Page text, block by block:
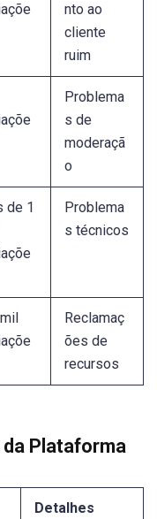
nto ao
cliente
ruim
Problema
s de
moderaçã
o
de 1
Problema
s técnicos
Reclamaç
ões de
recursos
Plataforma
Detalhes